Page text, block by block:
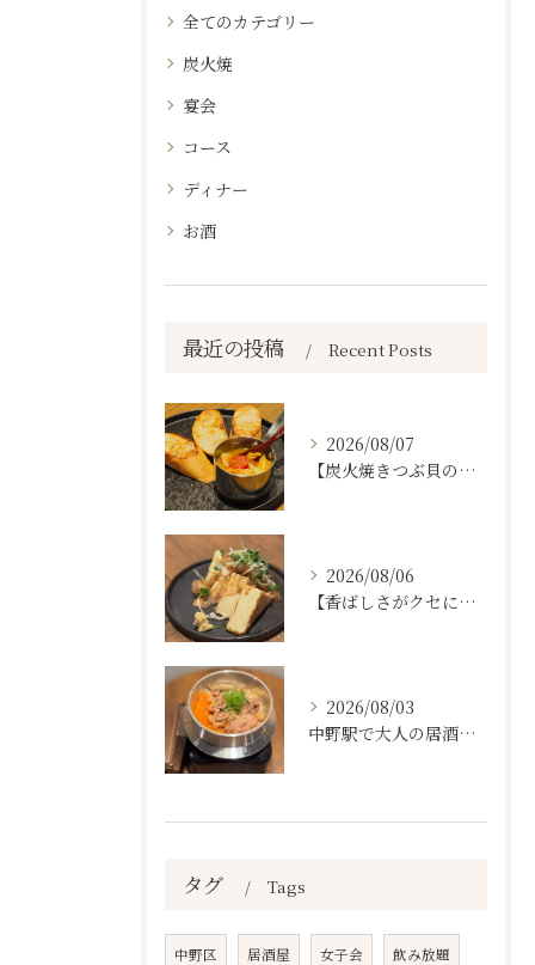
全てのカテゴリー
炭火焼
宴会
コース
ディナー
お酒
最近の投稿 Recent Posts
2026/08/07
【炭火焼きつぶ貝のスパニッシュアヒージョ🐚🔥】
2026/08/06
【香ばしさがクセになる。
2026/08/03
中野駅で大人の居酒屋をお探しならぜひワラテルへ！
タグ Tags
中野区 居酒屋 女子会 飲み放題